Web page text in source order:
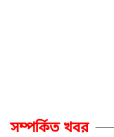
সম্পর্কিত খবর